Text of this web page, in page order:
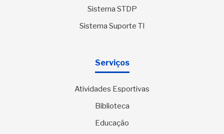
Sistema STDP
Sistema Suporte TI
Serviços
Atividades Esportivas
Biblioteca
Educação